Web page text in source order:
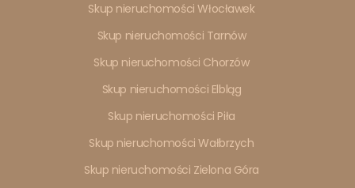
Skup nieruchomości Włocławek
Skup nieruchomości Tarnów
Skup nieruchomości Chorzów
Skup nieruchomości Elbląg
Skup nieruchomości Piła
Skup nieruchomości Wałbrzych
Skup nieruchomości Zielona Góra